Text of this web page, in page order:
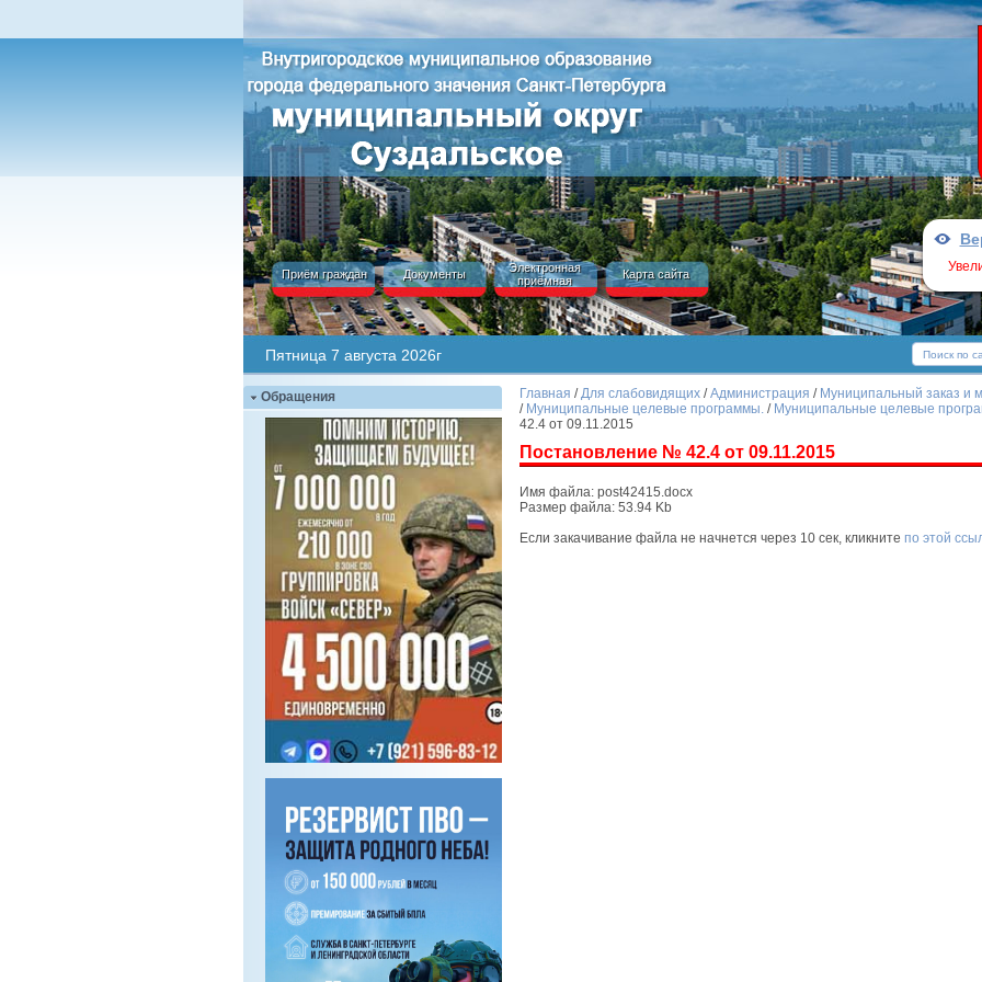
Приём граждан Документы
Электронная
приёмная
Карта сайта
Пятница 7 августа 2026г
Обращения Главная /Для слабовидящих /Администрация / Муниципальный заказ и
/ Муниципальные целевые программы. / Муниципальные целевые
42.4 от 09.11.2015
Постановление № 42.4 от 09.11.2015
Имя файла: post42415.docx
Размер файла: 53.94 Kb
Если закачивание файла не начнется через 10 сек, кликните по этой